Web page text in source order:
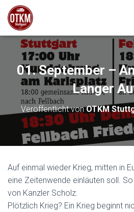
01. September –
Langer
Veröffentlicht vonOTKM
Auf einmal wieder Krieg, mitten in
eine Zeitenwende einläuten soll.
von Kanzler Scholz.
Plötzlich Krieg? Ein Krieg beginnt